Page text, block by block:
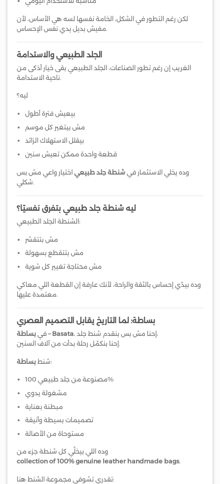
لكن رغم التطور في الشكل، الخامة نفسها لسه هي الأساس، لأن
مفيش بديل يدي نفس الإحساس.
الجلد الطبيعي والاستدامة
الغريب إن رغم تطور الصناعات، الجلد الطبيعي بقى خيار أذكى من
ناحية الاستدامة.
ليه؟
بيعيش فترة أطول
مش بيتغير كل موسم
بيقلل الاستهلاك الزائد
قطعة واحدة ممكن تعيش سنين
وده يخلي الاستثمار في شنطة جلد طبيعياختيار واعي مش بس
شكلي.
ليه شنطة جلد طبيعي بتفرق نفسيًا؟
الشنطة الجلد الطبيعي:
مش بتتقشر
مش بتتقطع بسهولة
مش محتاجة تغيير كل شوية
وده بيدّي إحساس بالثقة والراحة، لأنك عارفة إن القطعة اللي معاكي
معتمدة عليها.
بساطة: لما التاريخ يقابل التصميم العصري
في بساطة – Basata
، إحنا مش بس بنقدم شنط جلد،
إحنا بنكمّل رحلة بدأت من آلاف السنين.
شنط بساطة :
مصنوعة من جلد طبيعي 100%
مشغولة يدوي
مبطنة بعناية
تصميمات بسيطة وأنيقة
مستوحاة من الأصالة
وده اللي بيخلّي كل شنطة جزء من
collection of 100% genuine leather handmade bags.
تقدري تشوفي مجموعة الشنط هنا: